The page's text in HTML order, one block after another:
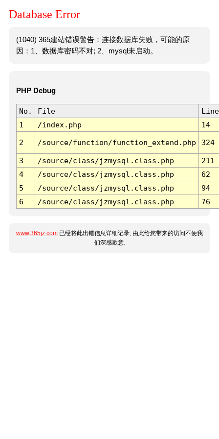
Database Error
(1040) 365建站错误警告：连接数据库失败，可能的原
因：1、数据库密码不对; 2、mysql未启动。
PHP Debug
No. File
Line
1
/index.php 14
2 /source/function/function_extend.php 324
3 /source/class/jzmysql.class.php
211
4
/source/class/jzmysql.class.php
62
5
/source/class/jzmysql.class.php
94
6
/source/class/jzmysql.class.php 76
www.365jz.com 已经将此出错信息详细记录, 由此给您带来的访问不便我
们深感歉意.